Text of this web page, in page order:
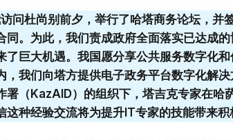
问杜尚别前夕，举行了哈塔商务论坛，并
同。为此，我们责成政府全面落实已达成
了巨大机遇。我国愿分享公共服务数字化
，我们向塔方提供电子政务平台数字化解
署（KazAID）的组织下，塔吉克专家在哈
这种经验交流将为提升IT专家的技能带来积